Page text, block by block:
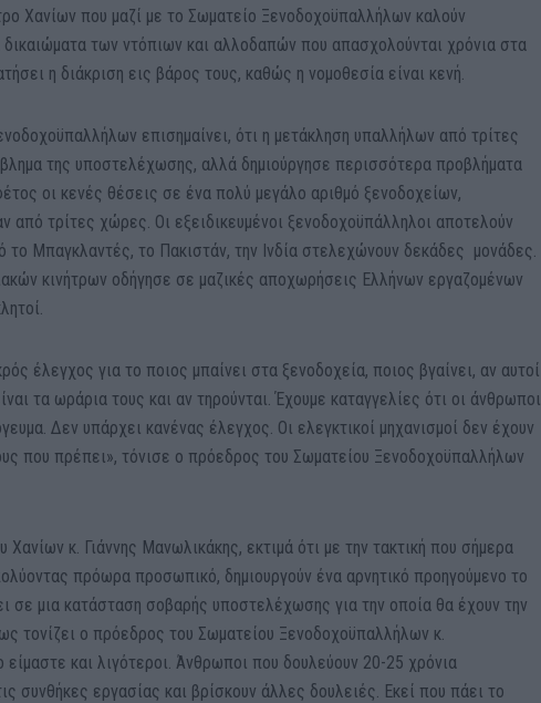
Χανίων που μαζί με το Σωματείο Ξενοδοχοϋπαλλήλων καλούν
των ντόπιων και αλλοδαπών που απασχολούνται χρόνια στα
η διάκριση εις βάρος τους, καθώς η νομοθεσία είναι κενή.
επισημαίνει, ότι η μετάκληση υπαλλήλων από τρίτες
της υποστελέχωσης, αλλά δημιούργησε περισσότερα προβλήματα
οι κενές θέσεις σε ένα πολύ μεγάλο αριθμό ξενοδοχείων,
από τρίτες χώρες. Οι εξειδικευμένοι ξενοδοχοϋπάλληλοι αποτελούν
το Μπαγκλαντές, το Πακιστάν, την Ινδία στελεχώνουν δεκάδες μονάδες.
κινήτρων οδήγησε σε μαζικές αποχωρήσεις Ελλήνων εργαζομένων
έλεγχος για το ποιος μπαίνει στα ξενοδοχεία, ποιος βγαίνει, αν αυτοί
τα ωράρια τους και αν τηρούνται. Έχουμε καταγγελίες ότι οι άνθρωποι
Δεν υπάρχει κανένας έλεγχος. Οι ελεγκτικοί μηχανισμοί δεν έχουν
που πρέπει», τόνισε ο πρόεδρος του Σωματείου Ξενοδοχοϋπαλλήλων
κ. Γιάννης Μανωλικάκης, εκτιμά ότι με την τακτική που σήμερα
πρόωρα προσωπικό, δημιουργούν ένα αρνητικό προηγούμενο το
σε μια κατάσταση σοβαρής υποστελέχωσης για την οποία θα έχουν την
τονίζει ο πρόεδρος του Σωματείου Ξενοδοχοϋπαλλήλων κ.
και λιγότεροι. Άνθρωποι που δουλεύουν 20-25 χρόνια
συνθήκες εργασίας και βρίσκουν άλλες δουλειές. Εκεί που πάει το